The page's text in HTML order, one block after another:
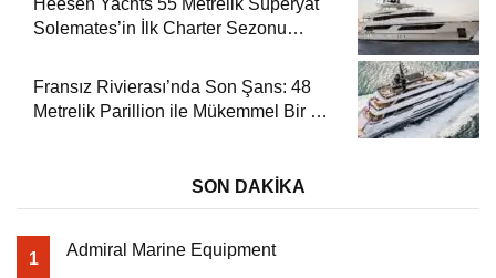
Solemates’in İlk Charter Sezonu
Fransız Rivierası’nda Son Şans: 48
Metrelik Parillion ile Mükemmel Bir Yat
SON DAKİKA
1 Admiral Marine Equipment